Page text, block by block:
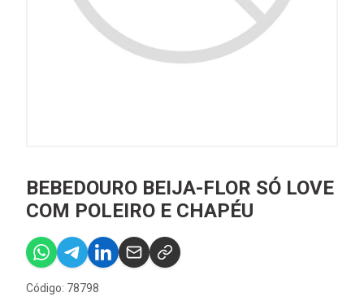
BEBEDOURO BEIJA-FLOR SÓ LOVE
COM POLEIRO E CHAPÉU
Código: 78798